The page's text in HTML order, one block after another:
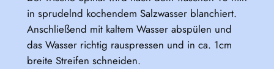
in sprudelnd kochendem Salzwasser blanchiert.
Anschließend mit kaltem Wasser abspülen und
das Wasser richtig rauspressen und in ca. 1cm
breite Streifen schneiden.